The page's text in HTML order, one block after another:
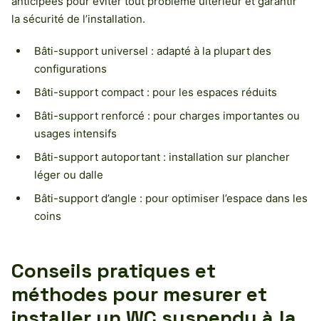
la sécurité de l’installation.
Bâti-support universel : adapté à la plupart des
configurations
Bâti-support compact : pour les espaces réduits
Bâti-support renforcé : pour charges importantes ou
usages intensifs
Bâti-support autoportant : installation sur plancher
léger ou dalle
Bâti-support d’angle : pour optimiser l’espace dans les
coins
Conseils pratiques et
méthodes pour mesurer et